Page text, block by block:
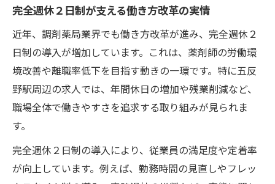
完全週休２日制が支える働き方改革の実情
近年、調剤薬局業界でも働き方改革が進み、完全週休２
日制の導入が増加しています。これは、薬剤師の労働環
境改善や離職率低下を目指す動きの一環です。特に五反
野駅周辺の求人では、年間休日の増加や残業削減など、
職場全体で働きやすさを追求する取り組みが見られま
す。
完全週休２日制の導入により、従業員の満足度や定着率
が向上しています。例えば、勤務時間の見直しやフレッ